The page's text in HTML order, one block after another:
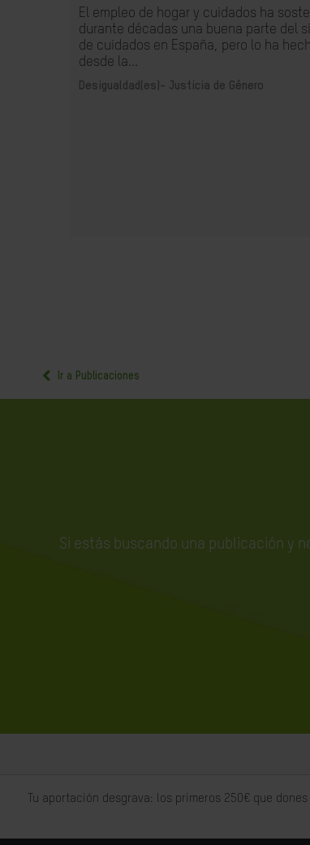
El empleo de hogar y cuidados ha
durante décadas una buena parte del
de cuidados en España, pero lo ha
desde la...
Desigualdad(es)- Justicia de Género
Ir a Publicaciones
Si estás buscando una publicación y
Tu aportación desgrava: los primeros 250€ que